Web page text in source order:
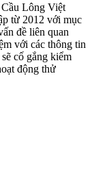
Lông Việt
từ 2012 với mục
đề liên quan
với các thông tin
cố gắng kiểm
động thử